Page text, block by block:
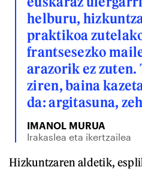
helburu,
praktikoa
frantsesezko
arazorik ez zuten.
ziren, baina
da: argitasuna,
IMANOL MURUA
Irakaslea eta ikertzailea
Hizkuntzaren aldetik,